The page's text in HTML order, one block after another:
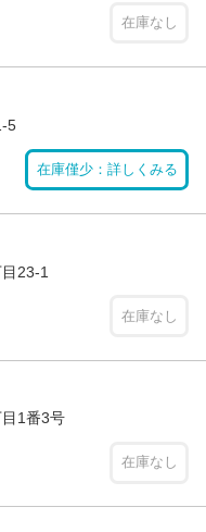
在庫なし
5
在庫僅少：詳しくみる
23-1
在庫なし
1番3号
在庫なし